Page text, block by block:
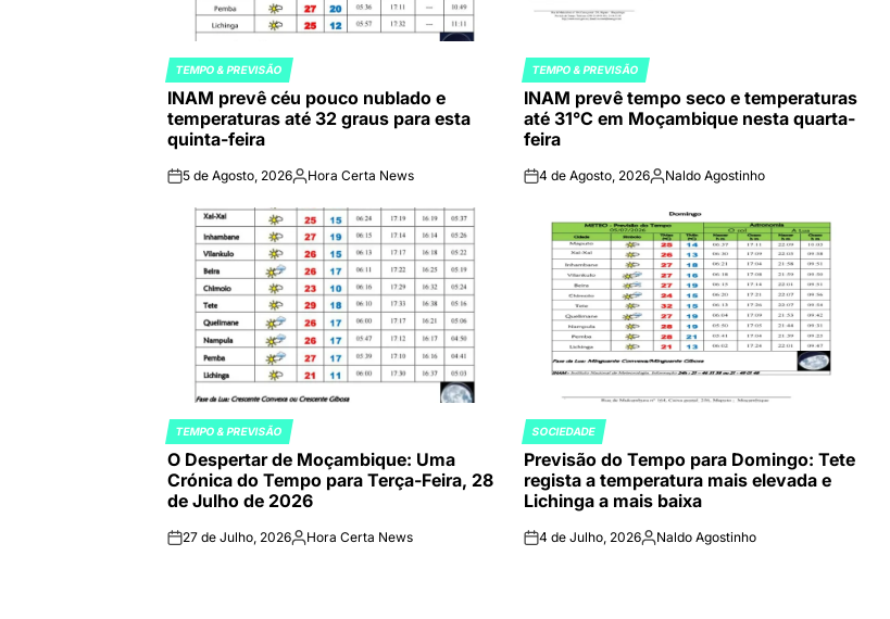
POSTED
IN
TEMPO & PREVISÃO
INAM prevê céu pouco nublado e
temperaturas até 32 graus para esta
quinta-feira
on5 de Agosto, 2026Publicado
Hora Certa News
POSTED
IN
TEMPO & PREVISÃO
INAM prevê tempo seco e temperaturas
até 31°C em Moçambique nesta quarta-
feira
on4 de Agosto, 2026Publicado
Naldo Agostinho
POSTED
IN
TEMPO & PREVISÃO
O Despertar de Moçambique: Uma
Crónica do Tempo para Terça-Feira, 28
de Julho de 2026
on27 de Julho, 2026Publicado
Hora Certa News
POSTED
IN
SOCIEDADE
Previsão do Tempo para Domingo: Tete
regista a temperatura mais elevada e
Lichinga a mais baixa
on4 de Julho, 2026Publicado
Naldo Agostinho